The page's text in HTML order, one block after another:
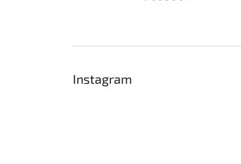
Instagram